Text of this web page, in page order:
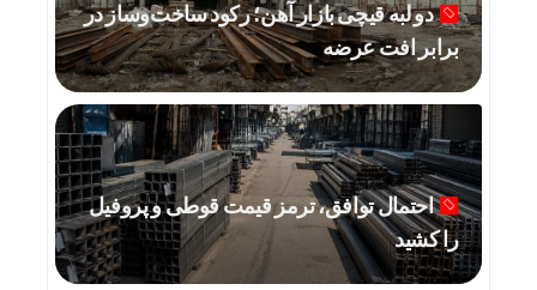
دو لبه قیچی بازار آهن؛ رکود ساخت‌وساز در
برابر افت عرضه
احتمال توافق، ترمز قیمت قوطی و پروفیل
را کشید